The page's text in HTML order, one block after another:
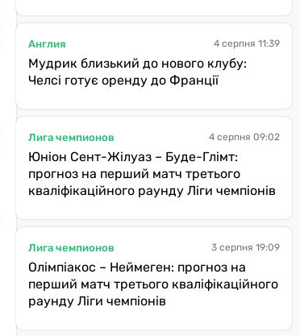
Англия 4 серпня 11:39
Мудрик близький до нового клубу:
Челсі готує оренду до Франції
Лига чемпионов 4 серпня 09:02
Юніон Сент-Жілуаз – Буде-Глімт:
прогноз на перший матч третього
кваліфікаційного раунду Ліги чемпіонів
Лига чемпионов 3 серпня 19:09
Олімпіакос – Неймеген: прогноз на
перший матч третього кваліфікаційного
раунду Ліги чемпіонів